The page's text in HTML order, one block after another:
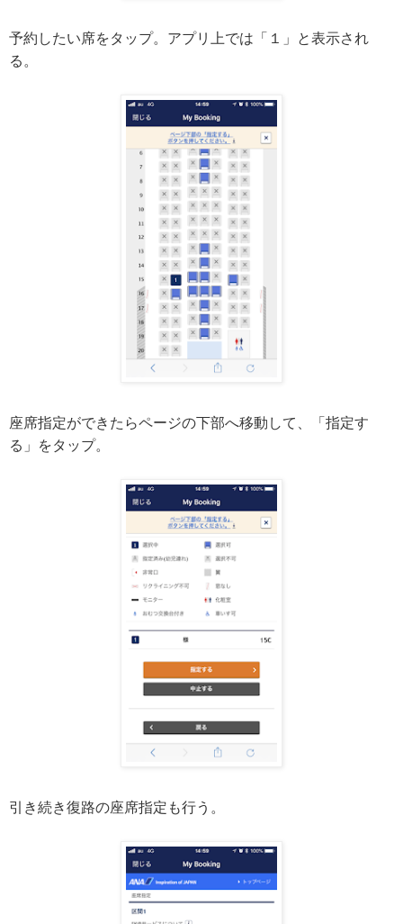
予約したい席をタップ。アプリ上では「１」と表示され
る。
座席指定ができたらページの下部へ移動して、「指定す
る」をタップ。
引き続き復路の座席指定も行う。